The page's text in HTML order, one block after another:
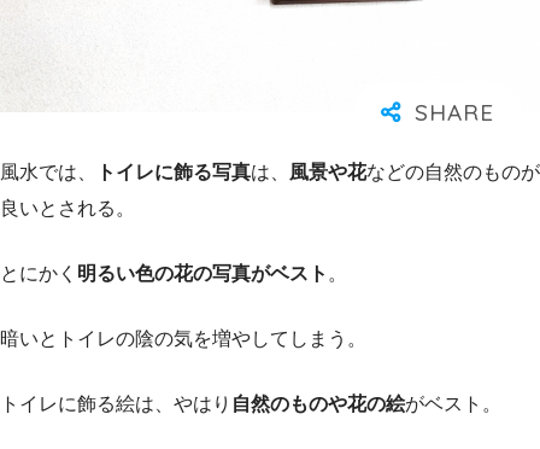
風水では、 トイレに飾る写真は、 風景や花などの自然のものが
良いとされる。
とにかく 明るい色の花の写真がベスト 。
暗いとトイレの陰の気を増やしてしまう。
トイレに飾る絵は、やはり 自然のものや花の絵がベスト。